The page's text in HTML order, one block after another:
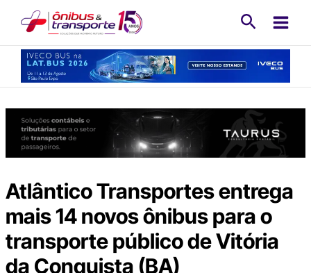
conteúdo
Atlântico Transportes entrega
mais 14 novos ônibus para o
transporte público de Vitória
da Conquista (BA)